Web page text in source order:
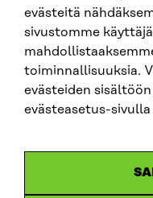
evästeitä
sivustomme
toiminnallisuuksia.
evästeiden
evästeasetus-sivulla
SITRA PÅ SOCIALA MEDIER
LinkedIn
Instagram
YouTube